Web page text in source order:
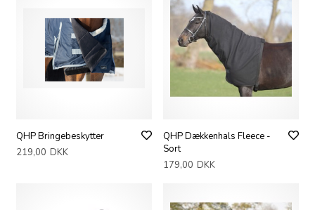
QHP Bringebeskytter
219,00 DKK
QHP Dækkenhals Fleece -
Sort
179,00 DKK